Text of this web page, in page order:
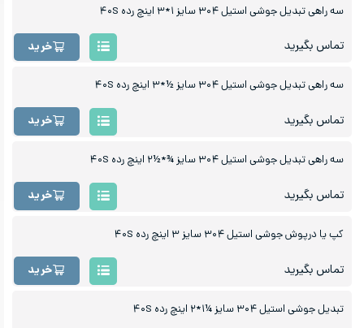
سه راهی تبدیل جوشی استیل ۳۰۴ سایز ۱*۳ اینچ رده ۴۰S
تماس بگیرید خرید
سه راهی تبدیل جوشی استیل ۳۰۴ سایز ½*۳ اینچ رده ۴۰S
تماس بگیرید خرید
سه راهی تبدیل جوشی استیل ۳۰۴ سایز ¾*½۲ اینچ رده ۴۰S
تماس بگیرید خرید
کپ یا درپوش جوشی استیل ۳۰۴ سایز ۳ اینچ رده ۴۰S
تماس بگیرید خرید
تبدیل جوشی استیل ۳۰۴ سایز ¼۱*۲ اینچ رده ۴۰S